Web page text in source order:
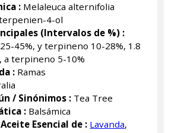
: Melaleuca alternifolia
4-ol
(Intervalos de %) :
45%, y terpineno 10-28%, 1.8
a terpineno 5-10%
: Ramas
/ Sinónimos : Tea Tree
: Balsámica
Esencial de : Lavanda,